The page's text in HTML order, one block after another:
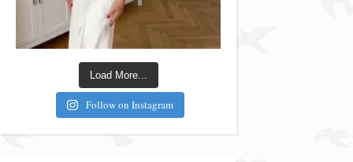
Load More...
Follow on Instagram